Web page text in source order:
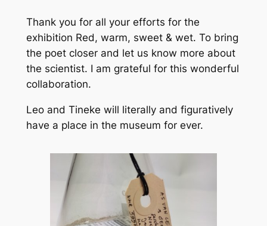
Thank you for all your efforts for the
exhibition Red, warm, sweet & wet. To bring
the poet closer and let us know more about
the scientist. I am grateful for this wonderful
collaboration.
Leo and Tineke will literally and figuratively
have a place in the museum for ever.